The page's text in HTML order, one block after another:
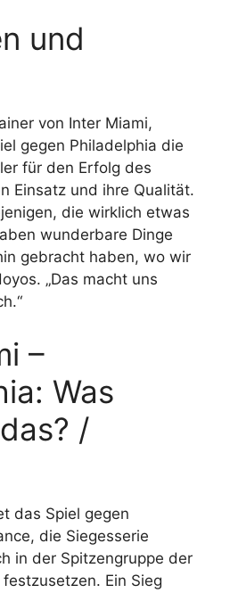
und
von Inter Miami,
gegen Philadelphia die
für den Erfolg des
Einsatz und ihre Qualität.
die wirklich etwas
wunderbare Dinge
gebracht haben, wo wir
„Das macht uns
–
Was
/
das Spiel gegen
die Siegesserie
in der Spitzengruppe der
Ein Sieg